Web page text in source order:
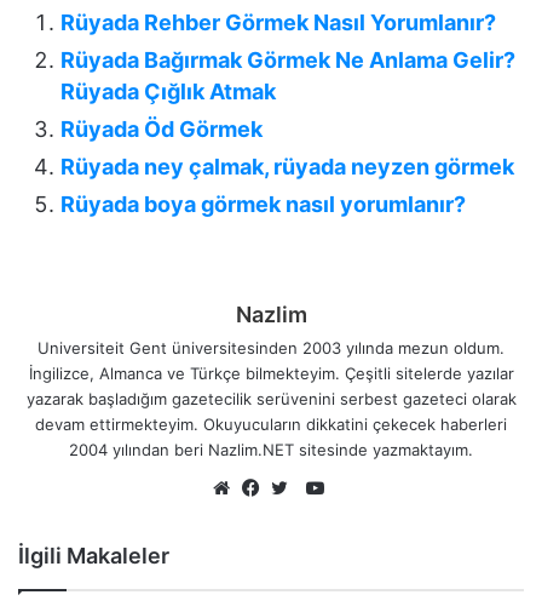
Rüyada Rehber Görmek Nasıl Yorumlanır?
Rüyada Bağırmak Görmek Ne Anlama Gelir?
Rüyada Çığlık Atmak
Rüyada Öd Görmek
Rüyada ney çalmak, rüyada neyzen görmek
Rüyada boya görmek nasıl yorumlanır?
Nazlim
Universiteit Gent üniversitesinden 2003 yılında mezun oldum.
İngilizce, Almanca ve Türkçe bilmekteyim. Çeşitli sitelerde yazılar
yazarak başladığım gazetecilik serüvenini serbest gazeteci olarak
devam ettirmekteyim. Okuyucuların dikkatini çekecek haberleri
2004 yılından beri Nazlim.NET sitesinde yazmaktayım.
YouTube
İlgili Makaleler